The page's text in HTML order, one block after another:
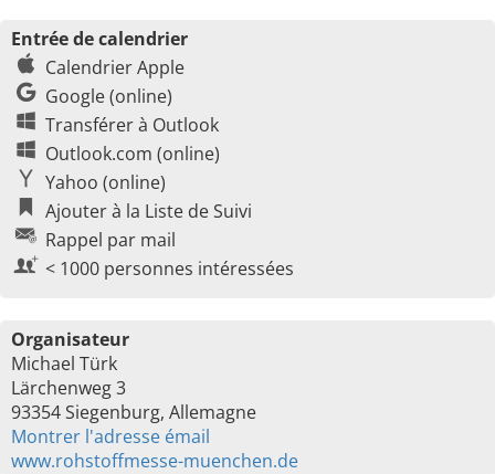
Entrée de calendrier
Calendrier Apple
Google (online)
Transférer à Outlook
Outlook.com (online)
Yahoo (online)
Ajouter à la Liste de Suivi
Rappel par mail
< 1000 personnes intéressées
Organisateur
Michael Türk
Lärchenweg 3
93354 Siegenburg, Allemagne
Montrer l'adresse émail
www.rohstoffmesse-muenchen.de